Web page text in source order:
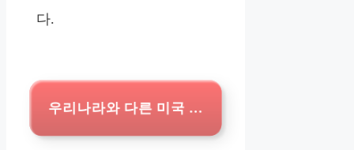
다.
우리나라와 다른 미국 병과주의 차이점 ?읽